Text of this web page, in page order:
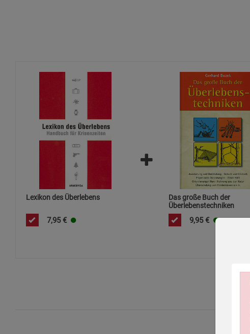
Lexikon des Überlebens
7,95 €
Das große Buch der
Überlebenstechniken
9,95 €